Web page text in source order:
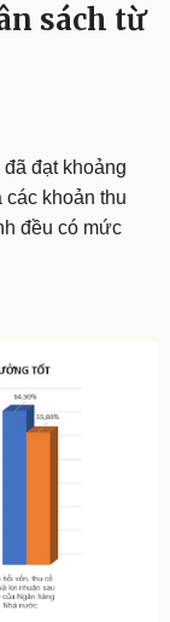
sách từ
đạt khoảng
khoản thu
đều có mức